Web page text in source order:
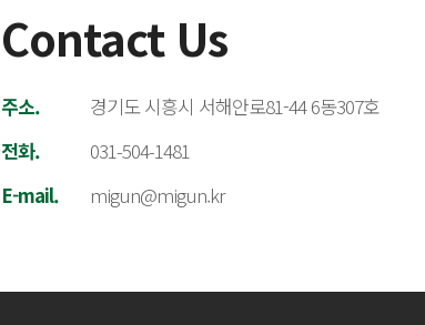
Contact Us
주소.
경기도 시흥시 서해안로81-44 6동307호
전화.
031-504-1481
E-mail.
migun@migun.kr